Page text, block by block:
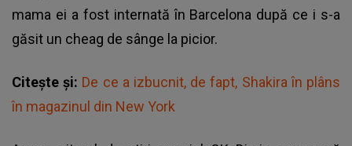
mama ei a fost internată în Barcelona după ce i s-a
găsit un cheag de sânge la picior.
Citește și: De ce a izbucnit, de fapt, Shakira în plâns
în magazinul din New York